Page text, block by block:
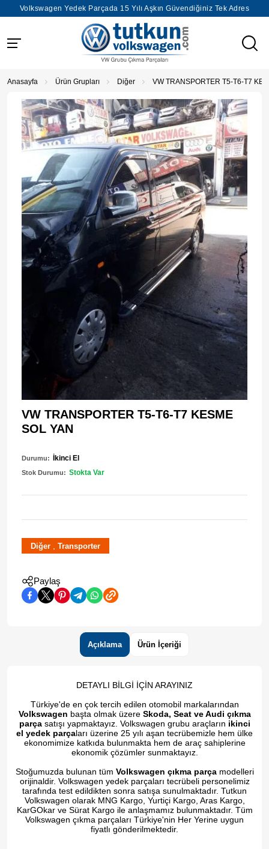
Volkswagen Yedek Parçada 15 Yılı Aşkın Güvendiğiniz Tek Adres
Anasayfa Ürün Grupları Diğer VW TRANSPORTER T5-T6-T7
VW TRANSPORTER T5-T6-T7 KESME
SOL YAN
Durumu: İkinci El
Stok Durumu: Stokta Var
Diğer , Transporter
Paylaş
Açıklama Ürün İçeriği
DETAYLI BİLGİ İÇİN ARAYINIZ
Türkiye'de en çok tercih edilen otomobil markalarından
Volkswagen başta olmak üzere Skoda, Seat ve Audi çıkma
parçasatışı yapmaktayız. Volkswagen grubu araçların ikinci
el yedek parçaları üzerine 25 yılı aşan tecrübemizle hem ülke
ekonomimize katkıda bulunmakta hem de araç sahiplerine
ekonomik çözümler sunmaktayız.
Stoğumuzda bulunan tüm Volkswagen çıkma parçamodelleri
orijinaldir. Volkswagen yedek parçaları tecrübeli personelimiz
tarafında test edildikten sonra satışa sunulmaktadır. Tutkun
Volkswagen olarak MNG Kargo, Yurtiçi Kargo, Aras Kargo,
KarGOkar ve Sürat Kargo ile anlaşmamız bulunmaktadır. Tüm
Volkswagen çıkma parçaları Türkiye'nin Her Yerine uygun
fiyatlı gönderilmektedir.